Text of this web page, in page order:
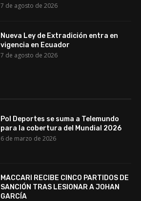
7 de agosto de 2026
Nueva Ley de Extradición entra en
vigencia en Ecuador
7 de agosto de 2026
Pol Deportes se suma a Telemundo
para la cobertura del Mundial 2026
6 de marzo de 2026
MACCARI RECIBE CINCO PARTIDOS DE
SANCIÓN TRAS LESIONAR A JOHAN
GARCÍA